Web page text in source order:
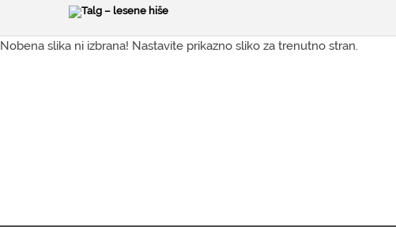
Nobena slika ni izbrana! Nastavite prikazno sliko za trenutno stran.